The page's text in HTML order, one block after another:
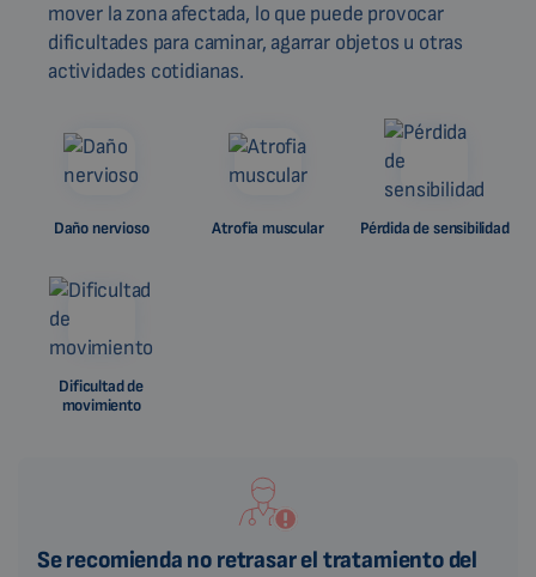
mover la zona afectada, lo que puede provocar
dificultades para caminar, agarrar objetos u otras
actividades cotidianas.
Daño nervioso Atrofia muscular Pérdida de sensibilidad
Dificultad de
movimiento
Se recomienda no retrasar el tratamiento del